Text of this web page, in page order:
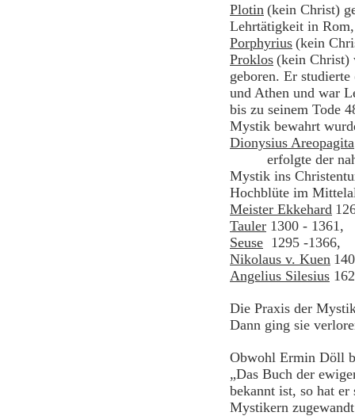
Plotin (kein Christ)
Lehrtätigkeit in
Porphyrius (kein
Proklos (kein Christ)
geboren. Er
und Athen und war
bis zu seinem Tode
Mystik bewahrt
Dionysius Areopagita
erfolgte der
Mystik ins
Hochblüte im
Meister Ekkehard
Tauler 1300 - 1361,
Seuse 1295 -1366,
Nikolaus v. Kuen
Angelius Silesius
Die Praxis der
Dann ging sie
Obwohl Ermin Döll
„Das Buch der
bekannt ist, so hat
Mystikern